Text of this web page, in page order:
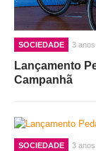
SOCIEDADE 3
Lançamento
Campanhã
SOCIEDADE 3